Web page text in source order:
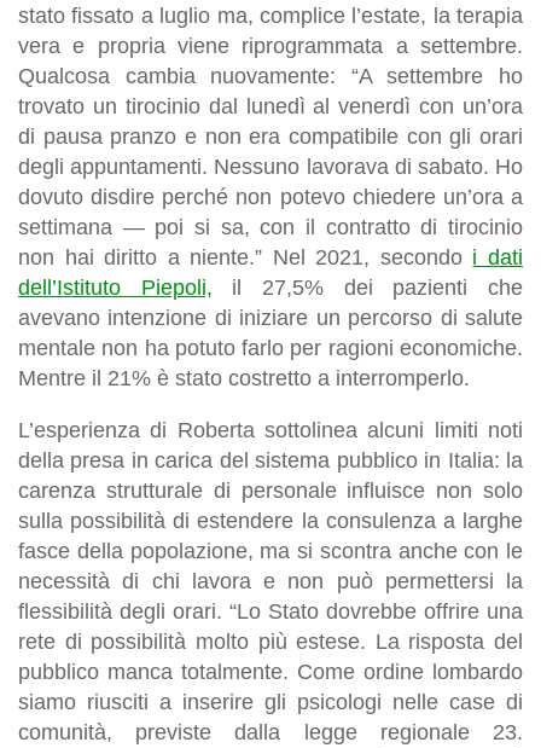
stato fissato a luglio ma, complice l’estate, la terapia
vera e propria viene riprogrammata a settembre.
Qualcosa cambia nuovamente: “A settembre ho
trovato un tirocinio dal lunedì al venerdì con un’ora
di pausa pranzo e non era compatibile con gli orari
degli appuntamenti. Nessuno lavorava di sabato. Ho
dovuto disdire perché non potevo chiedere un’ora a
settimana — poi si sa, con il contratto di tirocinio
non hai diritto a niente.” Nel 2021, secondo i dati
dell’Istituto Piepoli, il 27,5% dei pazienti che
avevano intenzione di iniziare un percorso di salute
mentale non ha potuto farlo per ragioni economiche.
Mentre il 21% è stato costretto a interromperlo.
L’esperienza di Roberta sottolinea alcuni limiti noti
della presa in carica del sistema pubblico in Italia: la
carenza strutturale di personale influisce non solo
sulla possibilità di estendere la consulenza a larghe
fasce della popolazione, ma si scontra anche con le
necessità di chi lavora e non può permettersi la
flessibilità degli orari. “Lo Stato dovrebbe offrire una
rete di possibilità molto più estese. La risposta del
pubblico manca totalmente. Come ordine lombardo
siamo riusciti a inserire gli psicologi nelle case di
comunità, previste dalla legge regionale 23.